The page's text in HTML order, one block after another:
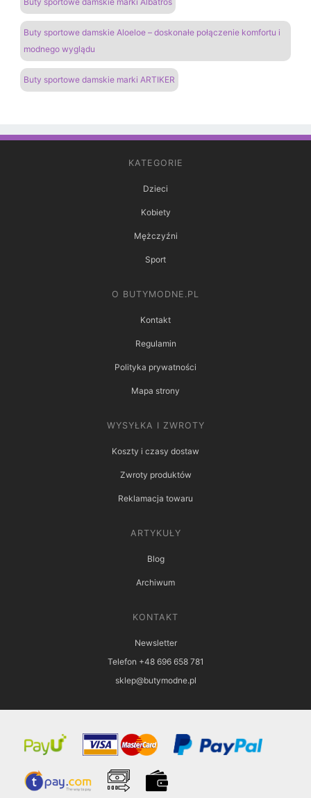
Buty sportowe damskie Aloeloe – doskonałe połączenie komfortu i
modnego wyglądu
Buty sportowe damskie marki ARTIKER
KATEGORIE
Dzieci
Kobiety
Mężczyźni
Sport
O BUTYMODNE.PL
Kontakt
Regulamin
Polityka prywatności
Mapa strony
WYSYŁKA I ZWROTY
Koszty i czasy dostaw
Zwroty produktów
Reklamacja towaru
ARTYKUŁY
Blog
Archiwum
KONTAKT
Newsletter
Telefon +48 696 658 781
sklep@butymodne.pl